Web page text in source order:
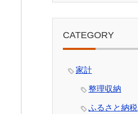
CATEGORY
家計
整理収納
ふるさと納税